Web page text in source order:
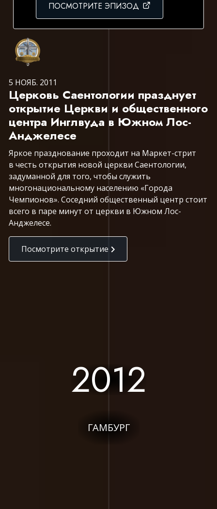
ПОСМОТРИТЕ ЭПИЗОД
5 НОЯБ. 2011
Церковь Саентологии празднует
открытие Церкви и общественного
центра Инглвуда в Южном Лос-
Анджелесе
Яркое празднование проходит на Маркет-стрит
в честь открытия новой церкви Саентологии,
задуманной для того, чтобы служить
многонациональному населению «Города
Чемпионов». Соседний общественный центр стоит
всего в паре минут от церкви в Южном Лос-
Анджелесе.
Посмотрите открытие
2012
ГАМБУРГ